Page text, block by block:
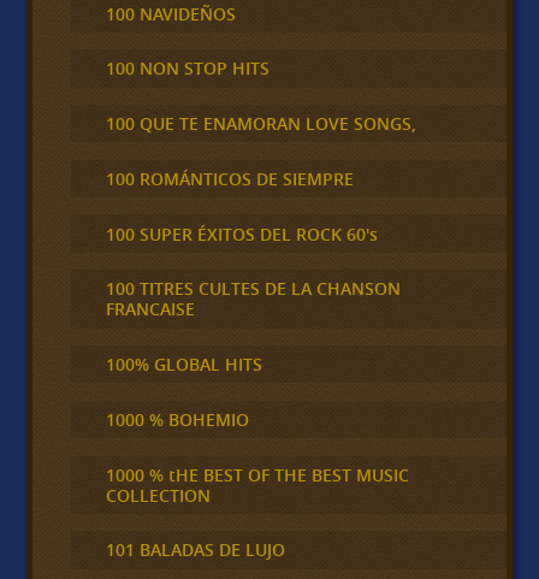
100 NAVIDEÑOS
100 NON STOP HITS
100 QUE TE ENAMORAN LOVE SONGS,
100 ROMÁNTICOS DE SIEMPRE
100 SUPER ÉXITOS DEL ROCK 60's
100 TITRES CULTES DE LA CHANSON
FRANCAISE
100% GLOBAL HITS
1000 % BOHEMIO
1000 % tHE BEST OF THE BEST MUSIC
COLLECTION
101 BALADAS DE LUJO